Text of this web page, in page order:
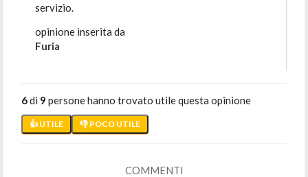
servizio.
opinione inserita da
Furia
6di 9 persone hanno trovato utile questa opinione
👍 UTILE 👎 POCO UTILE
COMMENTI